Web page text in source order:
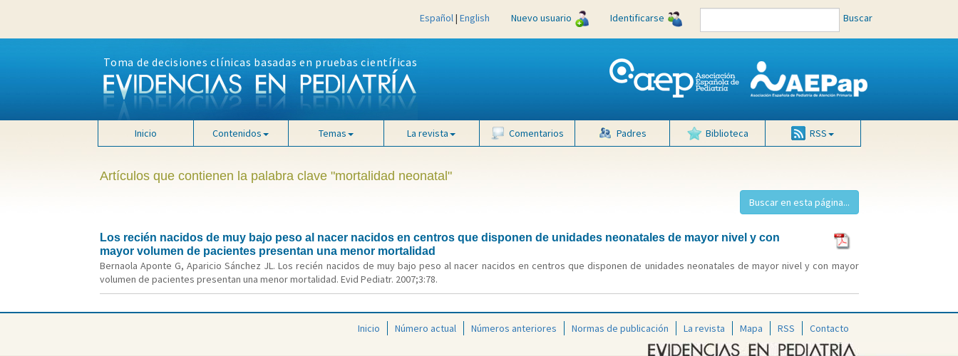
Español| English Nuevo usuario Identificarse Buscar
Toma de decisiones clínicas basadas en pruebas científicas
Inicio Contenidos Temas La revista Comentarios Padres Biblioteca RSS
Artículos que contienen la palabra clave "mortalidad neonatal"
Los recién nacidos de muy bajo peso al nacer nacidos en centros que disponen de unidades neonatales de mayor nivel y con
mayor volumen de pacientes presentan una menor mortalidad
Bernaola Aponte G, Aparicio Sánchez JL. Los recién nacidos de muy bajo peso al nacer nacidos en centros que disponen de unidades neonatales de mayor nivel y con mayor
volumen de pacientes presentan una menor mortalidad. Evid Pediatr. 2007;3:78.
Inicio Número actual Números anteriores Normas de publicación La revista Mapa RSS Contacto